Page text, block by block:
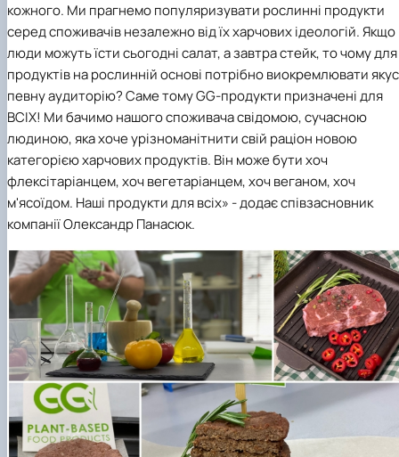
кожного. Ми прагнемо популяризувати рослинні продукти
серед споживачів незалежно від їх харчових ідеологій. Якщо
люди можуть їсти сьогодні салат, а завтра стейк, то чому для
продуктів на рослинній основі потрібно виокремлювати
певну аудиторію? Саме тому GG-продукти призначені для
ВСІХ! Ми бачимо нашого споживача свідомою, сучасною
людиною, яка хоче урізноманітнити свій раціон новою
категорією харчових продуктів. Він може бути хоч
флексітаріанцем, хоч вегетаріанцем, хоч веганом, хоч
м'ясоїдом. Наші продукти для всіх» -додає співзасновник
компанії Олександр Панасюк.